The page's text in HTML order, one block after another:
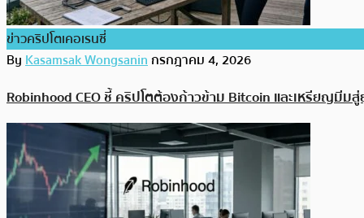
ข่าวคริปโตเคอเรนซี่
ByKasamsak Wongsaninกรกฎาคม 4, 2026
Robinhood CEO ชี้ คริปโตต้องก้าวข้าม Bitcoin และเหรียญมีมสู่